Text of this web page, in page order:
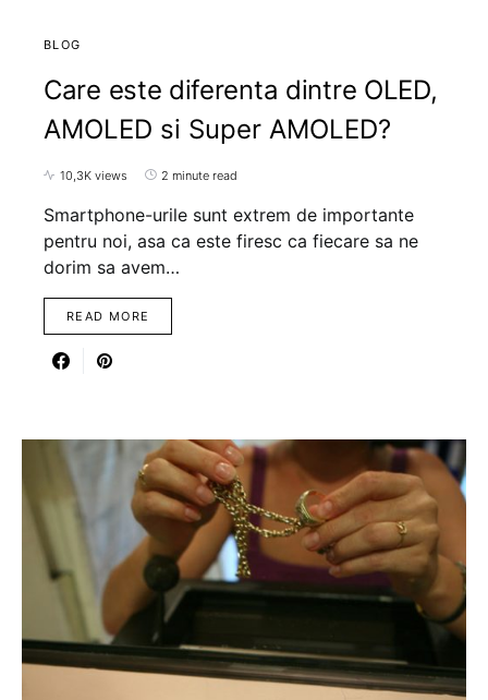
BLOG
Care este diferenta dintre OLED,
AMOLED si Super AMOLED?
10,3K views 2 minute read
Smartphone-urile sunt extrem de importante
pentru noi, asa ca este firesc ca fiecare sa ne
dorim sa avem…
READ MORE